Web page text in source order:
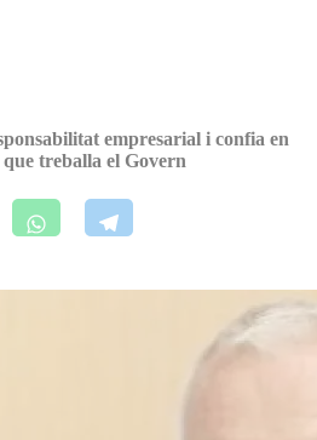
empresarial i confia en
treballa el Govern